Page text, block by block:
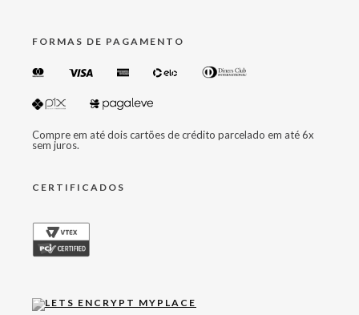
FORMAS DE PAGAMENTO
Compre em até dois cartões de crédito parcelado em até 6x
sem juros.
CERTIFICADOS